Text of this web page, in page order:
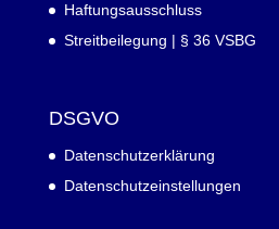
Haftungsausschluss
Streitbeilegung | § 36 VSBG
DSGVO
Datenschutzerklärung
Datenschutzeinstellungen